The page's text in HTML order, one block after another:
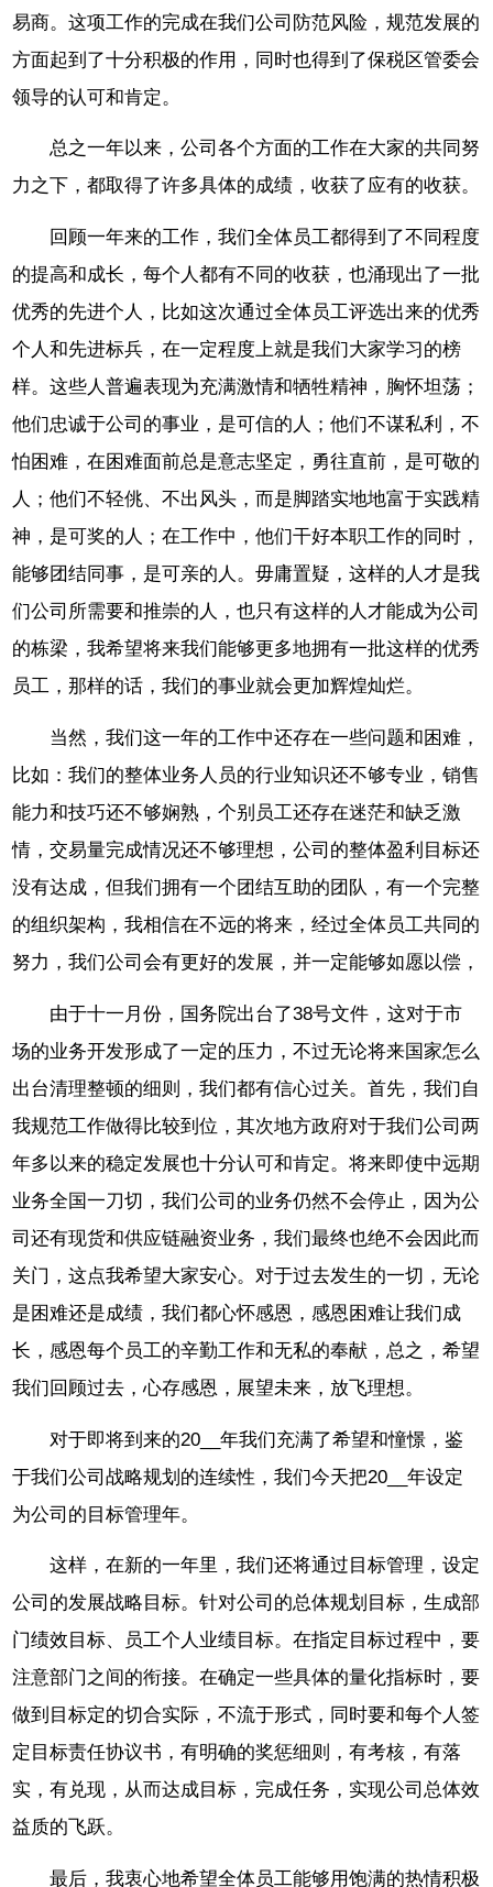
易商。这项工作的完成在我们公司防范风险，规范发展的
方面起到了十分积极的作用，同时也得到了保税区管委会
领导的认可和肯定。
总之一年以来，公司各个方面的工作在大家的共同努
力之下，都取得了许多具体的成绩，收获了应有的收获。
回顾一年来的工作，我们全体员工都得到了不同程度
的提高和成长，每个人都有不同的收获，也涌现出了一批
优秀的先进个人，比如这次通过全体员工评选出来的优秀
个人和先进标兵，在一定程度上就是我们大家学习的榜
样。这些人普遍表现为充满激情和牺牲精神，胸怀坦荡；
他们忠诚于公司的事业，是可信的人；他们不谋私利，不
怕困难，在困难面前总是意志坚定，勇往直前，是可敬的
人；他们不轻佻、不出风头，而是脚踏实地地富于实践精
神，是可奖的人；在工作中，他们干好本职工作的同时，
能够团结同事，是可亲的人。毋庸置疑，这样的人才是我
们公司所需要和推崇的人，也只有这样的人才能成为公司
的栋梁，我希望将来我们能够更多地拥有一批这样的优秀
员工，那样的话，我们的事业就会更加辉煌灿烂。
当然，我们这一年的工作中还存在一些问题和困难，
比如：我们的整体业务人员的行业知识还不够专业，销售
能力和技巧还不够娴熟，个别员工还存在迷茫和缺乏激
情，交易量完成情况还不够理想，公司的整体盈利目标还
没有达成，但我们拥有一个团结互助的团队，有一个完整
的组织架构，我相信在不远的将来，经过全体员工共同的
努力，我们公司会有更好的发展，并一定能够如愿以偿，
由于十一月份，国务院出台了38号文件，这对于市
场的业务开发形成了一定的压力，不过无论将来国家怎么
出台清理整顿的细则，我们都有信心过关。首先，我们自
我规范工作做得比较到位，其次地方政府对于我们公司两
年多以来的稳定发展也十分认可和肯定。将来即使中远期
业务全国一刀切，我们公司的业务仍然不会停止，因为公
司还有现货和供应链融资业务，我们最终也绝不会因此而
关门，这点我希望大家安心。对于过去发生的一切，无论
是困难还是成绩，我们都心怀感恩，感恩困难让我们成
长，感恩每个员工的辛勤工作和无私的奉献，总之，希望
我们回顾过去，心存感恩，展望未来，放飞理想。
对于即将到来的20__年我们充满了希望和憧憬，鉴
于我们公司战略规划的连续性，我们今天把20__年设定
为公司的目标管理年。
这样，在新的一年里，我们还将通过目标管理，设定
公司的发展战略目标。针对公司的总体规划目标，生成部
门绩效目标、员工个人业绩目标。在指定目标过程中，要
注意部门之间的衔接。在确定一些具体的量化指标时，要
做到目标定的切合实际，不流于形式，同时要和每个人签
定目标责任协议书，有明确的奖惩细则，有考核，有落
实，有兑现，从而达成目标，完成任务，实现公司总体效
益质的飞跃。
最后，我衷心地希望全体员工能够用饱满的热情积极